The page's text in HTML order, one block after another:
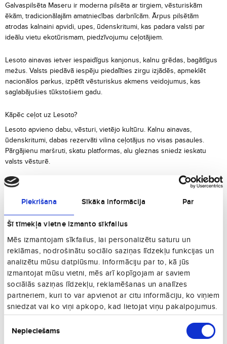
Piekrišana Sīkāka informācija Par
Šī tīmekļa vietne izmanto sīkfailus
Mēs izmantojam sīkfailus, lai personalizētu saturu un
reklāmas, nodrošinātu sociālo saziņas līdzekļu funkcijas un
analizētu mūsu datplūsmu. Informāciju par to, kā jūs
izmantojat mūsu vietni, mēs arī kopīgojam ar saviem
sociālās saziņas līdzekļu, reklamēšanas un analīzes
partneriem, kuri to var apvienot ar citu informāciju, ko viņiem
sniedzat vai ko viņi apkopo, kad lietojat viņu pakalpojumus.
izvēle
Nepieciešams
Galvaspilsēta Maseru ir moderna pilsēta ar tirgiem, vēsturiskām
ēkām, tradicionālajām amatniecības darbnīcām. Ārpus pilsētām
atrodas kalnaini apvidi, upes, ūdenskritumi, kas padara valsti par
ideālu vietu ekotūrismam, piedzīvojumu ceļotājiem.
Lesoto ainavas ietver iespaidīgus kanjonus, kalnu grēdas, bagātīgus
mežus. Valsts piedāvā iespēju piedalīties zirgu izjādēs, apmeklēt
nacionālos parkus, izpētīt vēsturiskus akmens veidojumus, kas
saglabājušies tūkstošiem gadu.
Kāpēc ceļot uz Lesoto?
Lesoto apvieno dabu, vēsturi, vietējo kultūru. Kalnu ainavas,
ūdenskritumi, dabas rezervāti vilina ceļotājus no visas pasaules.
Pārgājienu maršruti, skatu platformas, alu gleznas sniedz ieskatu
valsts vēsturē.
Tradicionālie ciemati, kur vietējie iedzīvotāji valkā Basothosegas,
izjādes, vēsturiskas pilsētas veido neatkārtojamu pieredzi ceļotājiem.
Laika apstākļi un klimats Lesoto
Lesoto ir mērenais kalnu klimats ar vēsām ziemām, siltām vasarām.
Ziemā temperatūra kalnu reģionos nokrītas zem 0°C, bet vasarā
sasniedz +25°C. Sniegs kalnos ir bieži sastopams, padarot valsti
populāru ziemas sporta cienītāju vidū.
Ko redzēt un darīt Lesoto?
Maletsunyane ūdenskritums:
Viens no augstākajiem
Sehlabathebe Nacionālais parks:
Elpu aizraujošas ainavas, savvaļas